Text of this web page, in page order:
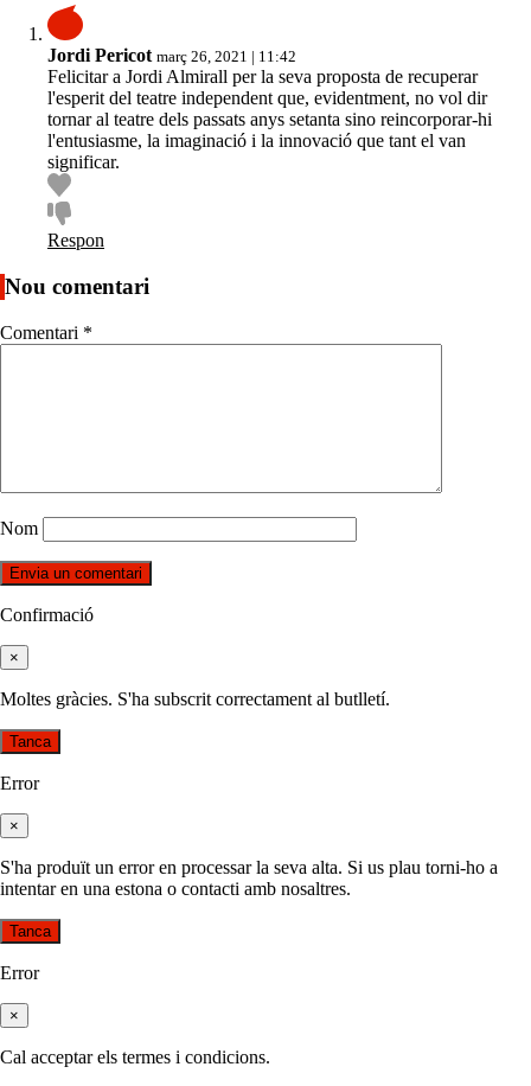
Jordi Pericot març 26, 2021 | 11:42
Felicitar a Jordi Almirall per la seva proposta de recuperar
l'esperit del teatre independent que, evidentment, no vol dir
tornar al teatre dels passats anys setanta sino reincorporar-hi
l'entusiasme, la imaginació i la innovació que tant el van
significar.
Respon
Nou comentari
Comentari *
Nom
Confirmació
×
Moltes gràcies. S'ha subscrit correctament al butlletí.
Tanca
Error
×
S'ha produït un error en processar la seva alta. Si us plau torni-ho a
intentar en una estona o contacti amb nosaltres.
Tanca
Error
×
Cal acceptar els termes i condicions.